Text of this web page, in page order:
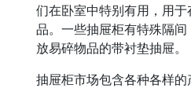
们在卧室中特别有用，用
品。一些抽屉柜有特殊隔
放易碎物品的带衬垫抽屉。
抽屉柜市场包含各种各样